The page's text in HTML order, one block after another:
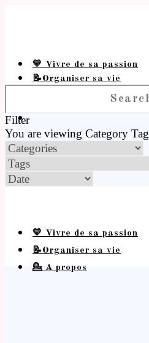
💛 Vivre de sa passion
📝Organiser sa vie
Filter
You are viewing Category Tag
💛 Vivre de sa passion
📝Organiser sa vie
💁 A propos